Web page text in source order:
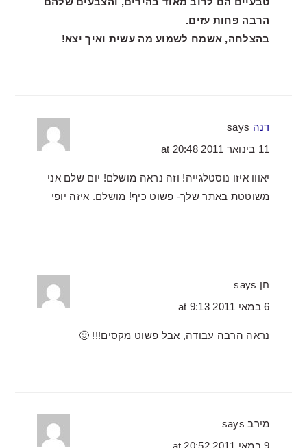
הרבה פחות עזים.
בהצלחה, אשמח לשמוע מה עשית ואיך יצא!
דנה says
11 בינואר 2011 at 20:48
יאווו איזו נוסטלגייה! וזה נראה מושלם! יום שלם אני
משוטטת באתר שלך- פשוט כיף! מושלם. איזה יופי
חן says
6 במאי 2011 at 9:13
נראה הרבה עבודה, אבל פשוט מקסים!!! 🙂
מירב says
9 במאי 2011 at 20:52